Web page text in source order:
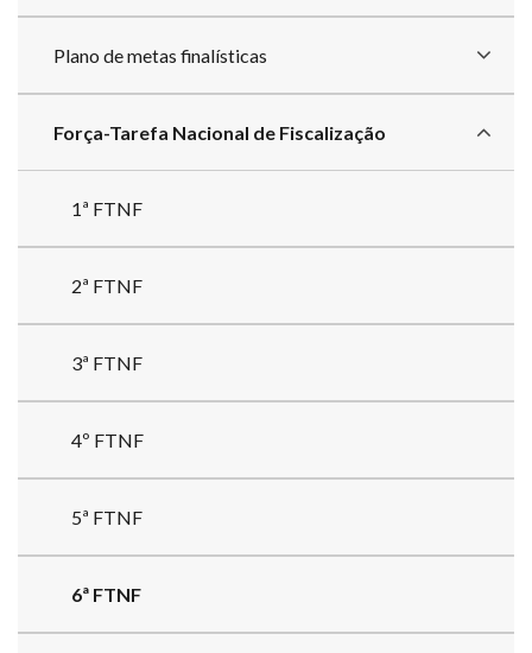
Plano de metas finalísticas
Força-Tarefa Nacional de Fiscalização
1ª FTNF
2ª FTNF
3ª FTNF
4º FTNF
5ª FTNF
6ª FTNF